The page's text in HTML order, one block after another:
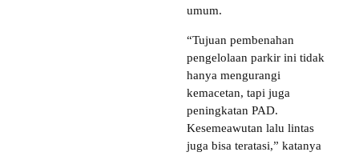
umum.
“Tujuan pembenahan
pengelolaan parkir ini tidak
hanya mengurangi
kemacetan, tapi juga
peningkatan PAD.
Kesemeawutan lalu lintas
juga bisa teratasi,” katanya